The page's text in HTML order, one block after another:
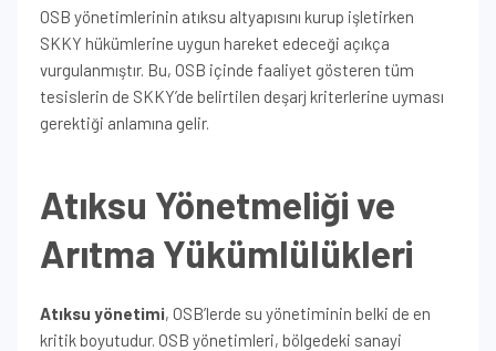
OSB yönetimlerinin atıksu altyapısını kurup işletirken
SKKY hükümlerine uygun hareket edeceği açıkça
vurgulanmıştır. Bu, OSB içinde faaliyet gösteren tüm
tesislerin de SKKY’de belirtilen deşarj kriterlerine uyması
gerektiği anlamına gelir.
Atıksu Yönetmeliği ve
Arıtma Yükümlülükleri
Atıksu yönetimi, OSB’lerde su yönetiminin belki de en
kritik boyutudur. OSB yönetimleri, bölgedeki sanayi